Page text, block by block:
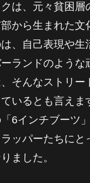
は、元々貧困層
から生まれた文
、自己表現や生
ランドのような
そんなストリー
いるとも言えま
6インチブーツ
ッパーたちにと
ました。